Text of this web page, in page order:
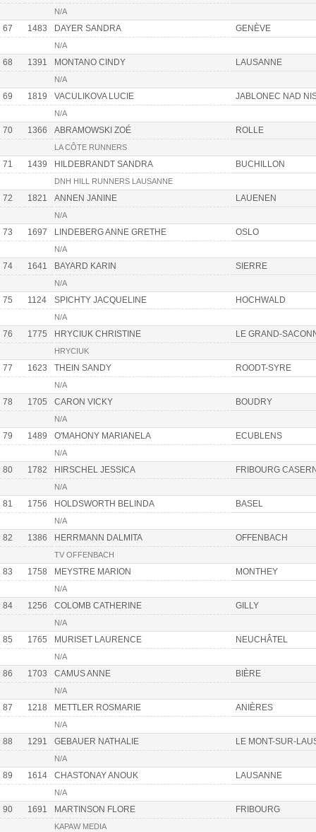
N/A
67 1483 DAYER SANDRA GENÈVE
N/A
68 1391 MONTANO CINDY LAUSANNE
N/A
69 1819 VACULIKOVA LUCIE JABLONEC NAD
N/A
70 1366 ABRAMOWSKI ZOÉ ROLLE
LA CÔTE RUNNERS
71 1439 HILDEBRANDT SANDRA BUCHILLON
DNH HILL RUNNERS LAUSANNE
72 1821 ANNEN JANINE LAUENEN
N/A
73 1697 LINDEBERG ANNE GRETHE OSLO
N/A
74 1641 BAYARD KARIN SIERRE
N/A
75 1124 SPICHTY JACQUELINE HOCHWALD
N/A
76 1775 HRYCIUK CHRISTINE LE GRAND-
HRYCIUK
77 1623 THEIN SANDY ROODT-SYRE
N/A
78 1705 CARON VICKY BOUDRY
N/A
79 1489 O'MAHONY MARIANELA ECUBLENS
N/A
80 1782 HIRSCHEL JESSICA FRIBOURG
N/A
81 1756 HOLDSWORTH BELINDA BASEL
N/A
82 1386 HERRMANN DALMITA OFFENBACH
TV OFFENBACH
83 1758 MEYSTRE MARION MONTHEY
N/A
84 1256 COLOMB CATHERINE GILLY
N/A
85 1765 MURISET LAURENCE NEUCHÂTEL
N/A
86 1703 CAMUS ANNE BIÈRE
N/A
87 1218 METTLER ROSMARIE ANIÈRES
N/A
88 1291 GEBAUER NATHALIE LE MONT-SUR-
N/A
89 1614 CHASTONAY ANOUK LAUSANNE
N/A
90 1691 MARTINSON FLORE FRIBOURG
KAPAW MEDIA